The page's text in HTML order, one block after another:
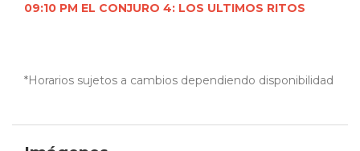
09:10 PM EL CONJURO 4: LOS ULTIMOS RITOS
*Horarios sujetos a cambios dependiendo disponibilidad